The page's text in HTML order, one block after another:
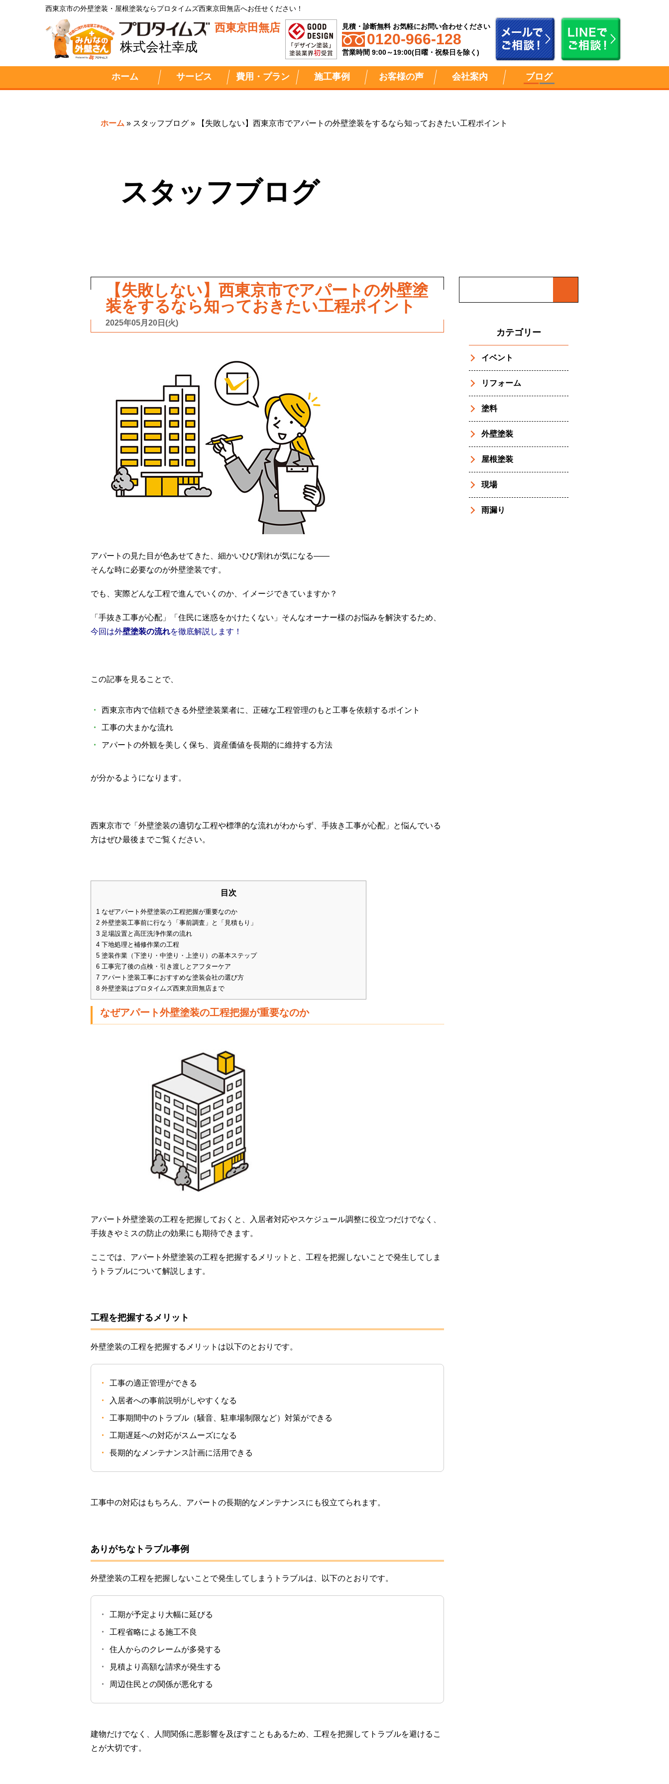
西東京市の外壁塗装・屋根塗装ならプロタイムズ西東京田無店へお任せください！
西東京田無店
株式会社幸成
見積・診断無料 お気軽にお問い合わせください
0120-966-128
営業時間 9:00～19:00(日曜・祝祭日を除く)
ホーム サービス 費用・プラン 施工事例 お客様の声 会社案内 ブログ
ホーム » スタッフブログ » 【失敗しない】西東京市でアパートの外壁塗装をするなら知っておきたい工程ポイント
スタッフブログ
【失敗しない】西東京市でアパートの外壁塗
装をするなら知っておきたい工程ポイント
2025年05月20日(火)
アパートの見た目が色あせてきた、細かいひび割れが気になる――
そんな時に必要なのが外壁塗装です。
でも、実際どんな工程で進んでいくのか、イメージできていますか？
「手抜き工事が心配」「住民に迷惑をかけたくない」そんなオーナー様のお悩みを解決するため、
今回は外壁塗装の流れを徹底解説します！
この記事を見ることで、
・ 西東京市内で信頼できる外壁塗装業者に、正確な工程管理のもと工事を依頼するポイント
・ 工事の大まかな流れ
・ アパートの外観を美しく保ち、資産価値を長期的に維持する方法
が分かるようになります。
西東京市で「外壁塗装の適切な工程や標準的な流れがわからず、手抜き工事が心配」と悩んでいる
方はぜひ最後までご覧ください。
目次
1 なぜアパート外壁塗装の工程把握が重要なのか
2 外壁塗装工事前に行なう「事前調査」と「見積もり」
3 足場設置と高圧洗浄作業の流れ
4 下地処理と補修作業の工程
5 塗装作業（下塗り・中塗り・上塗り）の基本ステップ
6 工事完了後の点検・引き渡しとアフターケア
7 アパート塗装工事におすすめな塗装会社の選び方
8 外壁塗装はプロタイムズ西東京田無店まで
なぜアパート外壁塗装の工程把握が重要なのか
アパート外壁塗装の工程を把握しておくと、入居者対応やスケジュール調整に役立つだけでなく、
手抜きやミスの防止の効果にも期待できます。
ここでは、アパート外壁塗装の工程を把握するメリットと、工程を把握しないことで発生してしま
うトラブルについて解説します。
工程を把握するメリット
外壁塗装の工程を把握するメリットは以下のとおりです。
・ 工事の適正管理ができる
・ 入居者への事前説明がしやすくなる
・ 工事期間中のトラブル（騒音、駐車場制限など）対策ができる
・ 工期遅延への対応がスムーズになる
・ 長期的なメンテナンス計画に活用できる
工事中の対応はもちろん、アパートの長期的なメンテナンスにも役立てられます。
ありがちなトラブル事例
外壁塗装の工程を把握しないことで発生してしまうトラブルは、以下のとおりです。
・ 工期が予定より大幅に延びる
・ 工程省略による施工不良
・ 住人からのクレームが多発する
・ 見積より高額な請求が発生する
・ 周辺住民との関係が悪化する
建物だけでなく、人間関係に悪影響を及ぼすこともあるため、工程を把握してトラブルを避けるこ
とが大切です。
カテゴリー
イベント
リフォーム
塗料
外壁塗装
屋根塗装
現場
雨漏り